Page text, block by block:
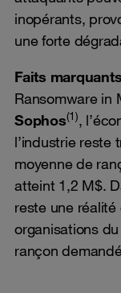
inopérants,
une forte
Faits
Ransomware in
Sophos(1),
l’industrie reste
moyenne de
atteint 1,2 M$.
reste une
organisations
rançon